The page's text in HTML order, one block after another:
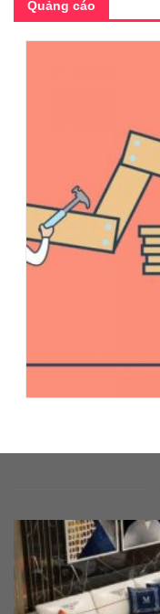
Quảng cáo